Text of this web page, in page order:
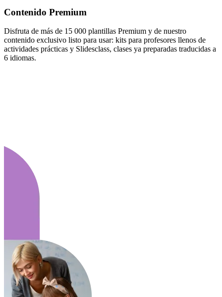
Contenido Premium
Disfruta de más de 15 000 plantillas Premium y de nuestro
contenido exclusivo listo para usar: kits para profesores llenos de
actividades prácticas y Slidesclass, clases ya preparadas traducidas a
6 idiomas.